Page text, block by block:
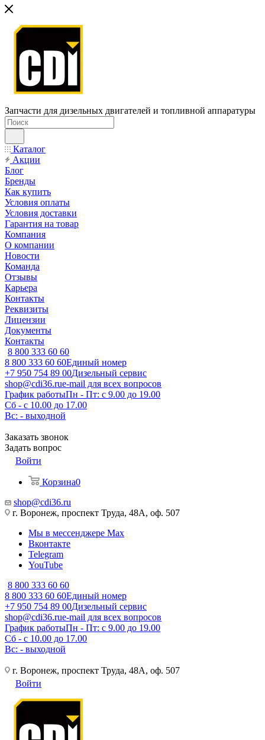
Запчасти для дизельных двигателей и топливной аппаратуры
Каталог
Акции
Блог
Бренды
Как купить
Условия оплаты
Условия доставки
Гарантия на товар
Компания
О компании
Новости
Команда
Отзывы
Карьера
Контакты
Реквизиты
Лицензии
Документы
Контакты
8 800 333 60 60
8 800 333 60 60Единый номер
+7 950 754 89 00Дизельный сервис
shop@cdi36.rue-mail для всех вопросов
График работыПн - Пт: с 9.00 до 19.00
Сб - с 10.00 до 17.00
Вс: - выходной
Заказать звонок
Задать вопрос
Войти
Корзина0
shop@cdi36.ru
г. Воронеж, проспект Труда, 48А, оф. 507
Мы в мессенджере Max
Вконтакте
Telegram
YouTube
8 800 333 60 60
8 800 333 60 60Единый номер
+7 950 754 89 00Дизельный сервис
shop@cdi36.rue-mail для всех вопросов
График работыПн - Пт: с 9.00 до 19.00
Сб - с 10.00 до 17.00
Вс: - выходной
г. Воронеж, проспект Труда, 48А, оф. 507
Войти